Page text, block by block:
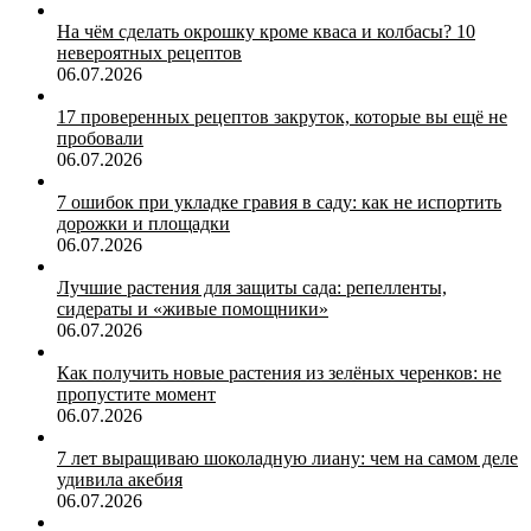
На чём сделать окрошку кроме кваса и колбасы? 10
невероятных рецептов
06.07.2026
17 проверенных рецептов закруток, которые вы ещё не
пробовали
06.07.2026
7 ошибок при укладке гравия в саду: как не испортить
дорожки и площадки
06.07.2026
Лучшие растения для защиты сада: репелленты,
сидераты и «живые помощники»
06.07.2026
Как получить новые растения из зелёных черенков: не
пропустите момент
06.07.2026
7 лет выращиваю шоколадную лиану: чем на самом деле
удивила акебия
06.07.2026